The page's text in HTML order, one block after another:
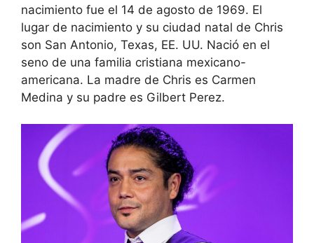
nacimiento fue el 14 de agosto de 1969. El
lugar de nacimiento y su ciudad natal de Chris
son San Antonio, Texas, EE. UU. Nació en el
seno de una familia cristiana mexicano-
americana. La madre de Chris es Carmen
Medina y su padre es Gilbert Perez.